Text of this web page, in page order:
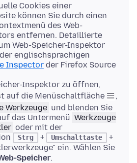
Cookies einer
können Sie durch einen
des Web-
entfernen. Detaillierte
Web-Speicher-Inspektor
englischsprachigen
Inspector der Firefox Source
Inspektor zu öffnen,
auf die Menüschaltfläche
,
Werkzeuge und blenden Sie
das Untermenü Werkzeuge
oder mit der
Strg + Umschalttaste +
ein. Wählen Sie
Speicher.